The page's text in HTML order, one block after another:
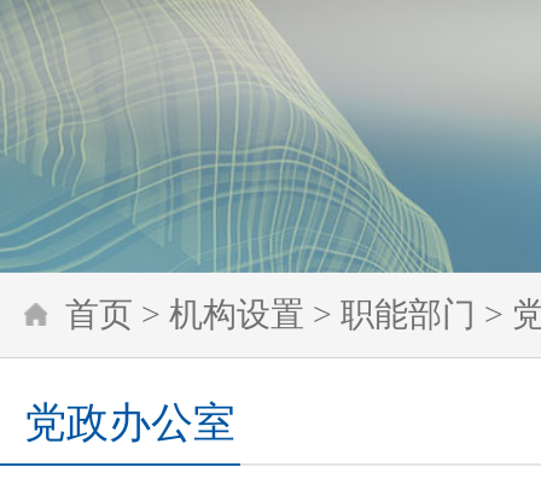
首页 > 机构设置 > 职能部门 >
党政办公室